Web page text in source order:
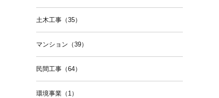
土木工事（35）
マンション（39）
民間工事（64）
環境事業（1）